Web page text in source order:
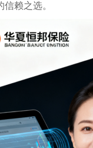
信赖之选。